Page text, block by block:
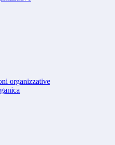
organizzative